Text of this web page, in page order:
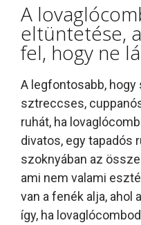
A
eltüntetése,
fel, hogy ne
A legfontosabb, hogy
sztreccses,
ruhát, ha
divatos, egy tapadós
szoknyában az
ami nem valami
van a fenék alja, ahol
így, ha